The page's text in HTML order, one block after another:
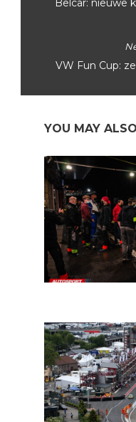
Belcar: nieuwe
VW Fun Cup:
YOU MAY